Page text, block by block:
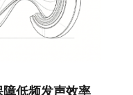
低频发声效率